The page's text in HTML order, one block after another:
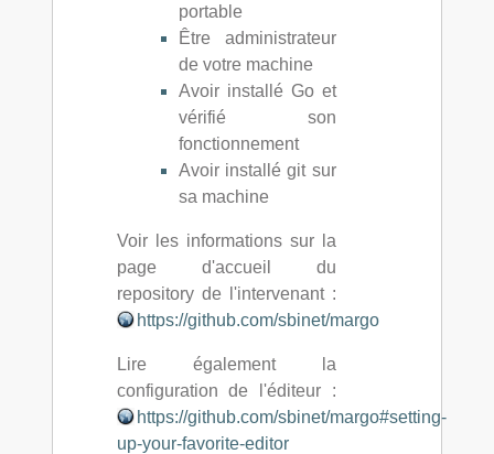
portable
Être administrateur
de votre machine
Avoir installé Go et
vérifié son
fonctionnement
Avoir installé git sur
sa machine
Voir les informations sur la
page d'accueil du
repository de l'intervenant :
https://github.com/sbinet/margo
Lire également la
configuration de l'éditeur :
https://github.com/sbinet/margo#setting-
up-your-favorite-editor